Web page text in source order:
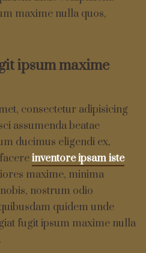
maxime nulla quos,
ipsum maxime
consectetur adipisicing
assumenda beatae
ducimus eligendi ex,
inventore ipsam iste
maxime, minima
nostrum odio
quidem unde
fugit ipsum maxime nulla